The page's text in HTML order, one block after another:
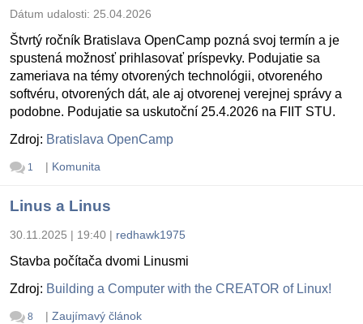
Dátum udalosti: 25.04.2026
Štvrtý ročník Bratislava OpenCamp pozná svoj termín a je
spustená možnosť prihlasovať príspevky. Podujatie sa
zameriava na témy otvorených technológii, otvoreného
softvéru, otvorených dát, ale aj otvorenej verejnej správy a
podobne. Podujatie sa uskutoční 25.4.2026 na FIIT STU.
Zdroj: Bratislava OpenCamp
1 | Komunita
Linus a Linus
30.11.2025 | 19:40 | redhawk1975
Stavba počítača dvomi Linusmi
Zdroj: Building a Computer with the CREATOR of Linux!
8 | Zaujímavý článok